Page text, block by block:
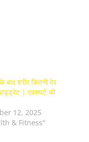
बाद शरीर कितनी देर
| एक्सपर्ट की
12, 2025
& Fitness"